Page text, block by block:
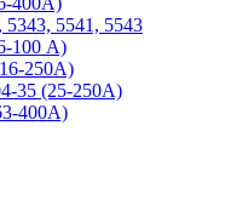
5541, 5543
100 А)
250А)
35 (25-250А)
400А)